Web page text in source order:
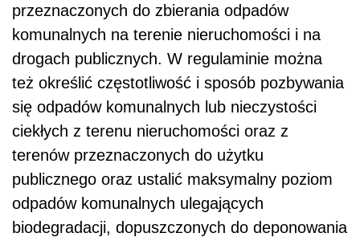
przeznaczonych do zbierania odpadów
komunalnych na terenie nieruchomości i na
drogach publicznych. W regulaminie można
też określić częstotliwość i sposób pozbywania
się odpadów komunalnych lub nieczystości
ciekłych z terenu nieruchomości oraz z
terenów przeznaczonych do użytku
publicznego oraz ustalić maksymalny poziom
odpadów komunalnych ulegających
biodegradacji, dopuszczonych do deponowania